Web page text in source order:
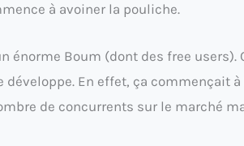
à avoiner la pouliche.
énorme Boum (dont des free users).
développe. En effet, ça commençait
de concurrents sur le marché